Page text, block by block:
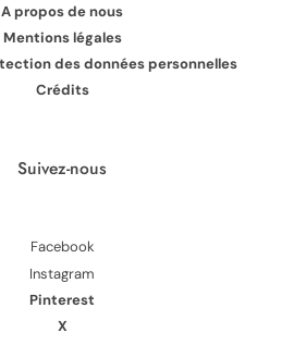
A propos de nous
Mentions légales
des données personnelles
Crédits
Suivez-nous
Facebook
Instagram
Pinterest
X